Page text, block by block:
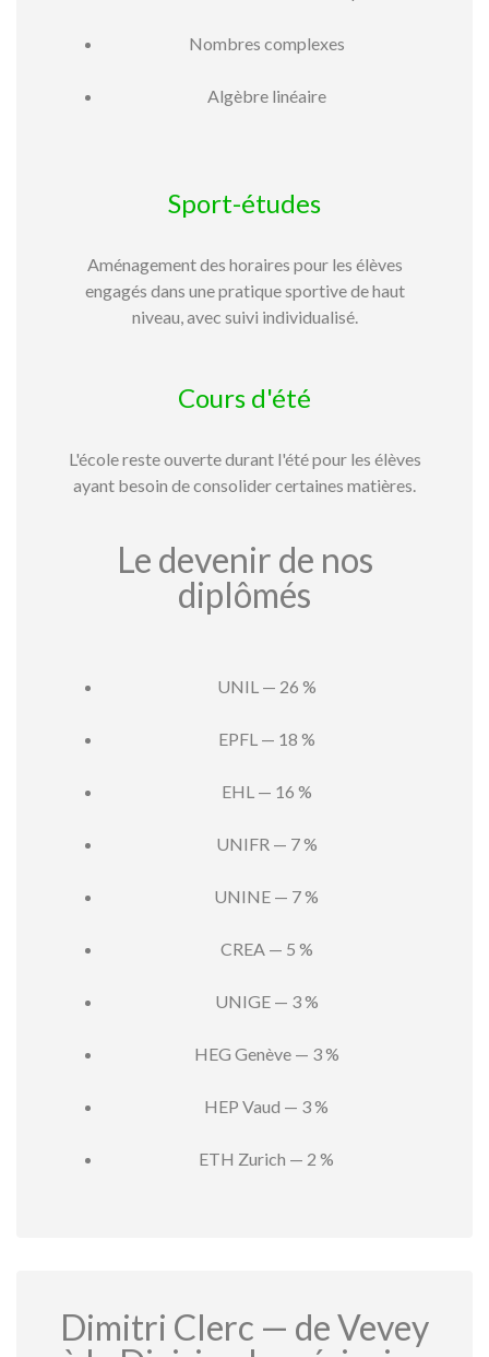
Nombres complexes
Algèbre linéaire
Sport-études
Aménagement des horaires pour les élèves
engagés dans une pratique sportive de haut
niveau, avec suivi individualisé.
Cours d'été
L'école reste ouverte durant l'été pour les élèves
ayant besoin de consolider certaines matières.
Le devenir de nos
diplômés
UNIL — 26 %
EPFL — 18 %
EHL — 16 %
UNIFR — 7 %
UNINE — 7 %
CREA — 5 %
UNIGE — 3 %
HEG Genève — 3 %
HEP Vaud — 3 %
ETH Zurich — 2 %
Dimitri Clerc — de Vevey